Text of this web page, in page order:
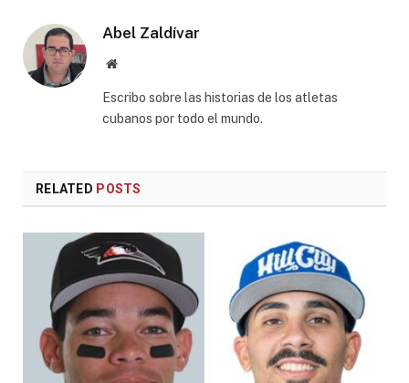
Abel Zaldívar
Website
Escribo sobre las historias de los atletas
cubanos por todo el mundo.
RELATED POSTS